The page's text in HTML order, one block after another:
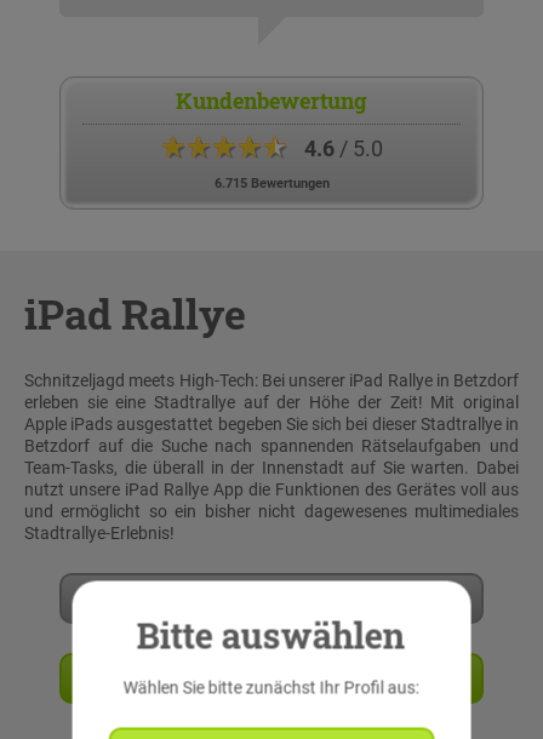
Kundenbewertung
★★★★★ 4.6/ 5.0
6.715 Bewertungen
iPad Rallye
Schnitzeljagd meets High-Tech: Bei unserer iPad Rallye in Betzdorf
erleben sie eine Stadtrallye auf der Höhe der Zeit! Mit original
Apple iPads ausgestattet begeben Sie sich bei dieser Stadtrallye in
Betzdorf auf die Suche nach spannenden Rätselaufgaben und
Team-Tasks, die überall in der Innenstadt auf Sie warten. Dabei
nutzt unsere iPad Rallye App die Funktionen des Gerätes voll aus
und ermöglicht so ein bisher nicht dagewesenes multimediales
Stadtrallye-Erlebnis!
Angebot anfordern
Bitte auswählen
Wählen Sie bitte zunächst Ihr Profil aus: